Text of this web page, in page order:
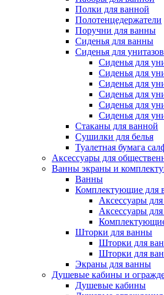
Полки для ванной
Полотенцедержатели
Поручни для ванны
Сиденья для ванны
Сиденья для унитазов
Сиденья для
Сиденья для
Сиденья для
Сиденья для
Сиденья для
Сиденья для
Стаканы для ванной
Сушилки для белья
Туалетная бумага
Аксессуары для
Ванны экраны и
Ванны
Комплектующие для
Аксессуары
Аксессуары
Шторки для ванны
Шторки для
Шторки для
Экраны для ванны
Душевые кабины и
Душевые кабины